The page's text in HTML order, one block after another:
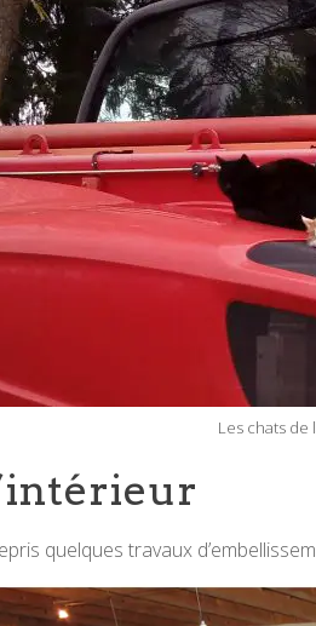
Les chats de
quelques travaux